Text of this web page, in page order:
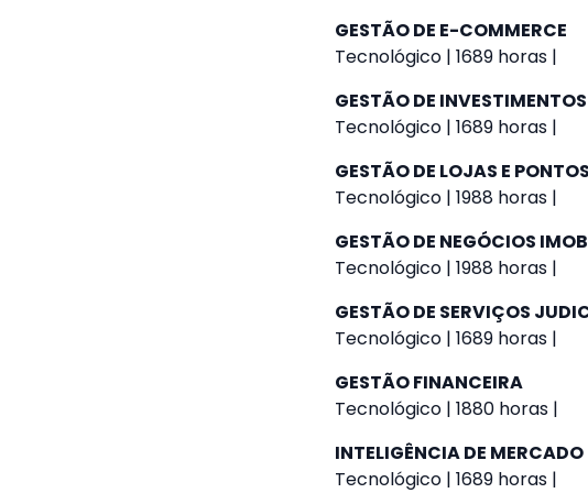
GESTÃO DE E-COMMERCE
Tecnológico | 1689 horas |
GESTÃO DE
Tecnológico | 1689 horas |
GESTÃO DE LOJAS E
Tecnológico | 1988 horas |
GESTÃO DE NEGÓCIOS
Tecnológico | 1988 horas |
GESTÃO DE SERVIÇOS
Tecnológico | 1689 horas |
GESTÃO FINANCEIRA
Tecnológico | 1880 horas |
INTELIGÊNCIA DE MERCADO
Tecnológico | 1689 horas |